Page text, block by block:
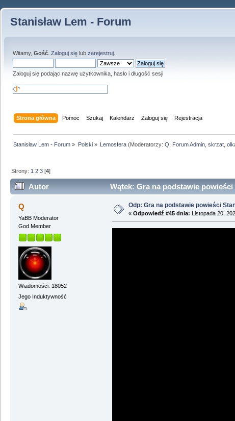
Stanisław Lem - Forum
Witamy, Gość Zaloguj się lub zarejestruj
Zaloguj się podając nazwę użytkownika, hasło i długość sesji
Strona główna Pomoc Szukaj Kalendarz Zaloguj się Rejestracja
Stanisław Lem - Forum » Polski» Lemosfera(Moderatorzy: Q Forum Admin, skrzat,
Strony: 1 2 3 [4]
Autor Wątek: Gra na podstawie
Q
YaBB Moderator
God Member
Wiadomości: 18052
Jego Induktywność
Odp: Gra na podstawie powieści
« Odpowiedź #45 dnia: Listopada 20,